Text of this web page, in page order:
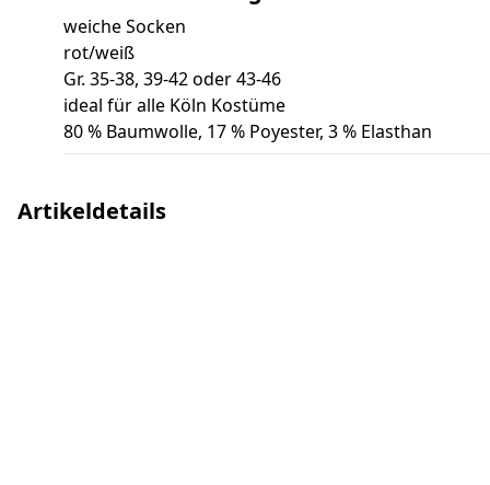
weiche Socken
rot/weiß
Gr. 35-38, 39-42 oder 43-46
ideal für alle Köln Kostüme
80 % Baumwolle, 17 % Poyester, 3 % Elasthan
Artikeldetails